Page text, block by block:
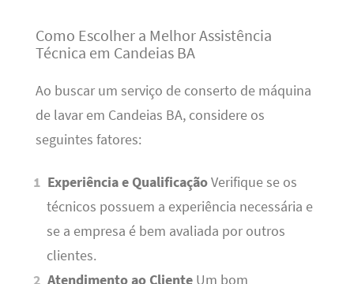
Como Escolher a Melhor Assistência
Técnica em Candeias BA
Ao buscar um serviço de conserto de máquina
de lavar em Candeias BA, considere os
seguintes fatores:
Experiência e QualificaçãoVerifique se os
técnicos possuem a experiência necessária e
se a empresa é bem avaliada por outros
clientes.
Atendimento ao Cliente Um bom